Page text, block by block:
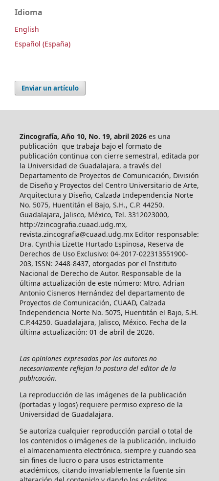
Idioma
English
Español (España)
Enviar un artículo
Zincografía, Año 10, No. 19, abril 2026es una
publicación que trabaja bajo el formato de
publicación continua con cierre semestral, editada por
la Universidad de Guadalajara, a través del
Departamento de Proyectos de Comunicación, División
de Diseño y Proyectos del Centro Universitario de Arte,
Arquitectura y Diseño, Calzada Independencia Norte
No. 5075, Huentitán el Bajo, S.H., C.P. 44250.
Guadalajara, Jalisco, México, Tel. 3312023000,
http://zincografia.cuaad.udg.mx,
revista.zincografia@cuaad.udg.mx Editor responsable:
Dra. Cynthia Lizette Hurtado Espinosa, Reserva de
Derechos de Uso Exclusivo: 04-2017-022313551900-
203, ISSN: 2448-8437, otorgados por el Instituto
Nacional de Derecho de Autor. Responsable de la
última actualización de este número: Mtro. Adrian
Antonio Cisneros Hernández del departamento de
Proyectos de Comunicación, CUAAD, Calzada
Independencia Norte No. 5075, Huentitán el Bajo, S.H.
C.P.44250. Guadalajara, Jalisco, México. Fecha de la
última actualización: 01 de abril de 2026.
Las opiniones expresadas por los autores no
necesariamente reflejan la postura del editor de la
publicación.
La reproducción de las imágenes de la publicación
(portadas y logos) requiere permiso expreso de la
Universidad de Guadalajara.
Se autoriza cualquier reproducción parcial o total de
los contenidos o imágenes de la publicación, incluido
el almacenamiento electrónico, siempre y cuando sea
sin fines de lucro o para usos estrictamente
académicos, citando invariablemente la fuente sin